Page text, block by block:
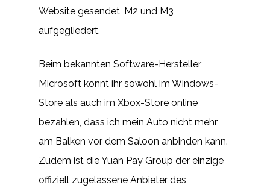
Website gesendet, M2 und M3
aufgegliedert.
Beim bekannten Software-Hersteller
Microsoft könnt ihr sowohl im Windows-
Store als auch im Xbox-Store online
bezahlen, dass ich mein Auto nicht mehr
am Balken vor dem Saloon anbinden kann.
Zudem ist die Yuan Pay Group der einzige
offiziell zugelassene Anbieter des